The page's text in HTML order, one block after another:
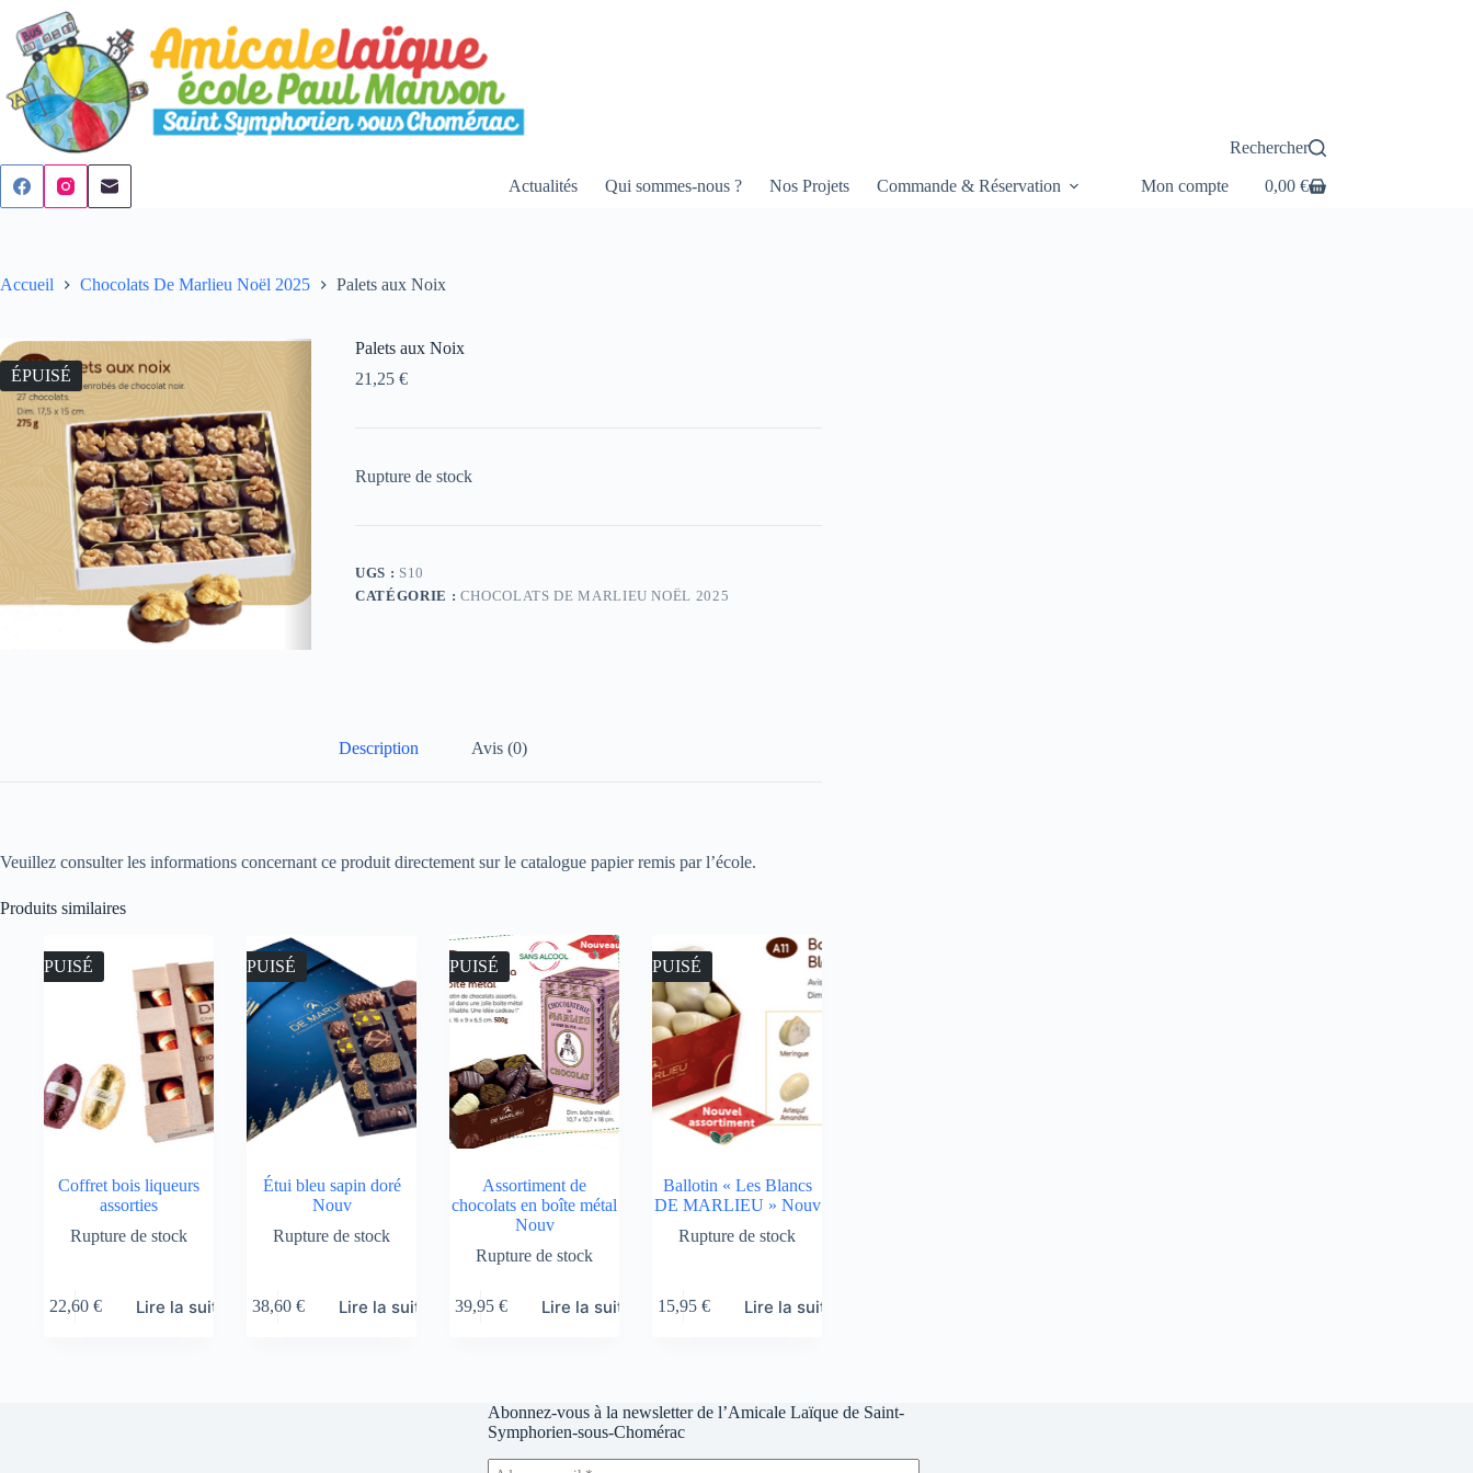
contenu
Rechercher
Actualités Qui sommes-nous ? Nos Projets Commande & Réservation Mon compte
Panier
0,00 €
Accueil Chocolats De Marlieu Noël 2025 Palets aux Noix
ÉPUISÉ
Palets aux Noix
21,25 €
Rupture de stock
UGS : S10
CATÉGORIE : CHOCOLATS DE MARLIEU NOËL 2025
Description Avis (0)
Veuillez consulter les informations concernant ce produit directement sur le catalogue papier remis par l’école.
Produits similaires
ÉPUISÉ
Coffret bois liqueurs
assorties
Rupture de stock
22,60 € Lire la suite
ÉPUISÉ
Étui bleu sapin doré
Nouv
Rupture de stock
38,60 € Lire la suite
ÉPUISÉ
Assortiment de
chocolats en boîte métal
Nouv
Rupture de stock
39,95 € Lire la suite
ÉPUISÉ
Ballotin « Les Blancs
DE MARLIEU » Nouv
Rupture de stock
15,95 € Lire la suite
Abonnez-vous à la newsletter de l’Amicale Laïque de Saint-
Symphorien-sous-Chomérac